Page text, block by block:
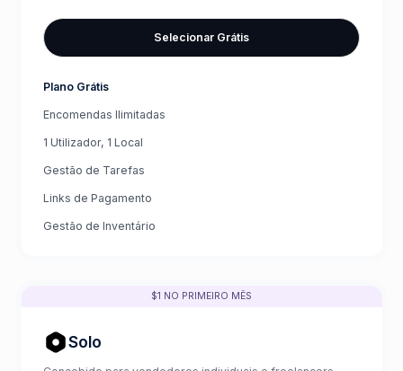
Selecionar Grátis
Plano Grátis
Encomendas Ilimitadas
1 Utilizador, 1 Local
Gestão de Tarefas
Links de Pagamento
Gestão de Inventário
$1 NO PRIMEIRO MÊS
Solo